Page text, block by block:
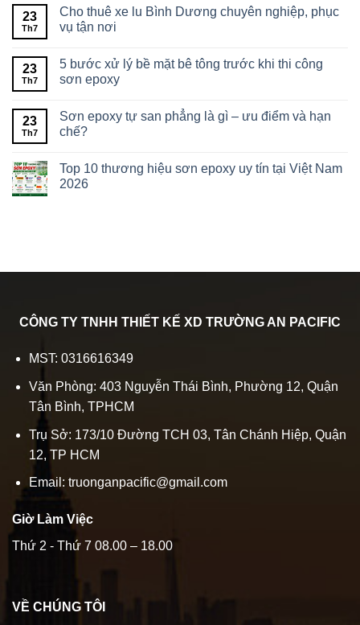
23
Th7
Cho thuê xe lu Bình Dương chuyên nghiệp, phục
vụ tận nơi
23
Th7
5 bước xử lý bề mặt bê tông trước khi thi công
sơn epoxy
23
Th7
Sơn epoxy tự san phẳng là gì – ưu điểm và hạn
chế?
Top 10 thương hiệu sơn epoxy uy tín tại Việt Nam
2026
CÔNG TY TNHH THIẾT KẾ XD TRƯỜNG AN PACIFIC
MST: 0316616349
Văn Phòng: 403 Nguyễn Thái Bình, Phường 12, Quận
Tân Bình, TPHCM
Trụ Sở: 173/10 Đường TCH 03, Tân Chánh Hiệp, Quận
12, TP HCM
Email: truonganpacific@gmail.com
Giờ Làm Việc
Thứ 2 - Thứ 7 08.00 – 18.00
VỀ CHÚNG TÔI